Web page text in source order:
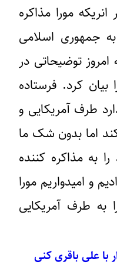
مورا مذاکره
به جمهوری اسلامی
توضیحاتی در
کرد. فرستاده
طرف آمریکایی و
کند اما بدون شک ما
به مذاکره کننده
و امیدواریم مورا
به طرف آمریکایی
با علی باقری کنی